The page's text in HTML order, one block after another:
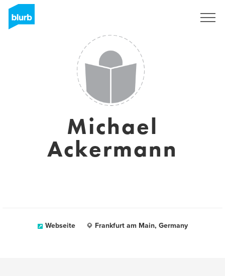
Michael
Ackermann
Webseite Frankfurt am Main, Germany